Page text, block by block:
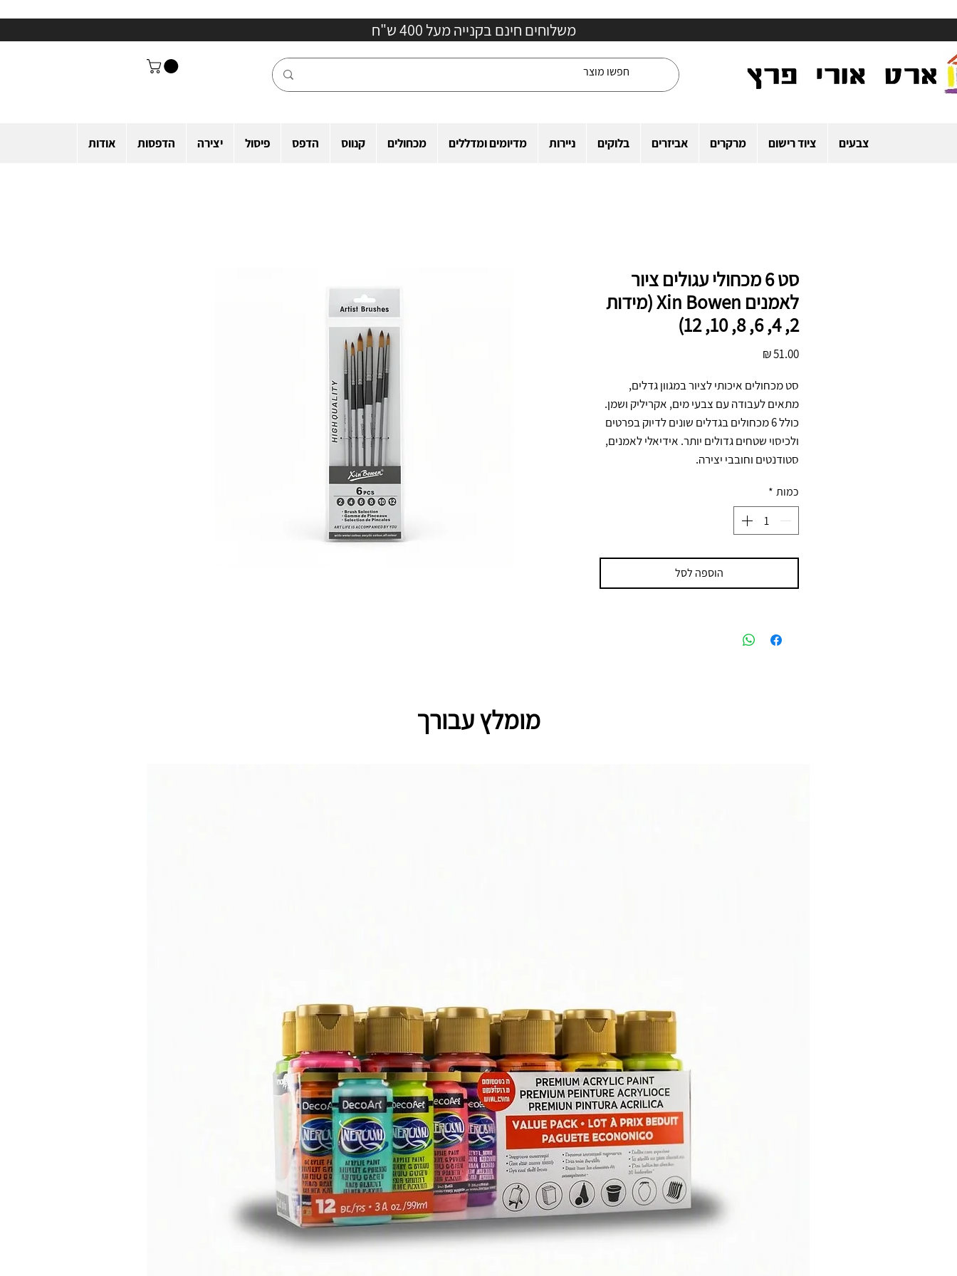
משלוחים חינם בקנייה מעל 400 ש"ח
צבעים ציוד רישום מרקרים אביזרים בלוקים ניירות מדיומים ומדללים מכחולים קנווס הדפס פיסול יצירה הדפסות אודות
סט 6 מכחולי עגולים ציור
לאמנים Xin Bowen (מידות
2, 4, 6, 8, 10, 12)
סטודנטים וחובבי יצירה.
כמות *
הוספה לסל
מומלץ עבורך